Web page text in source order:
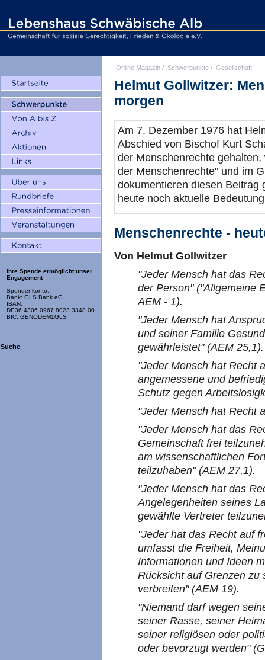
Ihre Spende ermöglicht unser
Engagement
Spendenkonto:
Bank: GLS Bank eG
IBAN:
DE36 4306 0967 8023 3348 00
BIC: GENODEM1GLS
Suche
Online Magazin / Schwerpunkte / Gesellschaft
Helmut Gollwitzer:
morgen
Am 7. Dezember 1976 hat
Abschied von Bischof Kurt
der Menschenrechte
der Menschenrechte" und im
dokumentieren diesen Beitrag
heute noch aktuelle
Menschenrechte -
Von Helmut Gollwitzer
"Jeder Mensch hat das
der Person" ("Allgemeine
AEM - 1).
"Jeder Mensch hat
und seiner Familie
gewährleistet" (AEM 25,1).
"Jeder Mensch hat Recht
angemessene und
Schutz gegen
"Jeder Mensch hat Recht
"Jeder Mensch hat das
Gemeinschaft frei
am wissenschaftlichen
teilzuhaben" (AEM 27,1).
"Jeder Mensch hat das
Angelegenheiten seines
gewählte Vertreter
"Jeder hat das Recht auf
umfasst die Freiheit,
Informationen und Ideen
Rücksicht auf Grenzen zu
verbreiten" (AEM 19).
"Niemand darf wegen
seiner Rasse, seiner
seiner religiösen oder
oder bevorzugt werden"